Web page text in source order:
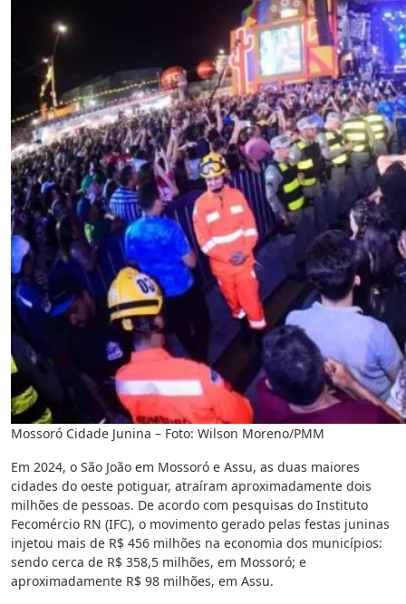
Mossoró Cidade Junina – Foto: Wilson Moreno/PMM
Em 2024, o São João em Mossoró e Assu, as duas maiores
cidades do oeste potiguar, atraíram aproximadamente dois
milhões de pessoas. De acordo com pesquisas do Instituto
Fecomércio RN (IFC), o movimento gerado pelas festas juninas
injetou mais de R$ 456 milhões na economia dos municípios:
sendo cerca de R$ 358,5 milhões, em Mossoró; e
aproximadamente R$ 98 milhões, em Assu.